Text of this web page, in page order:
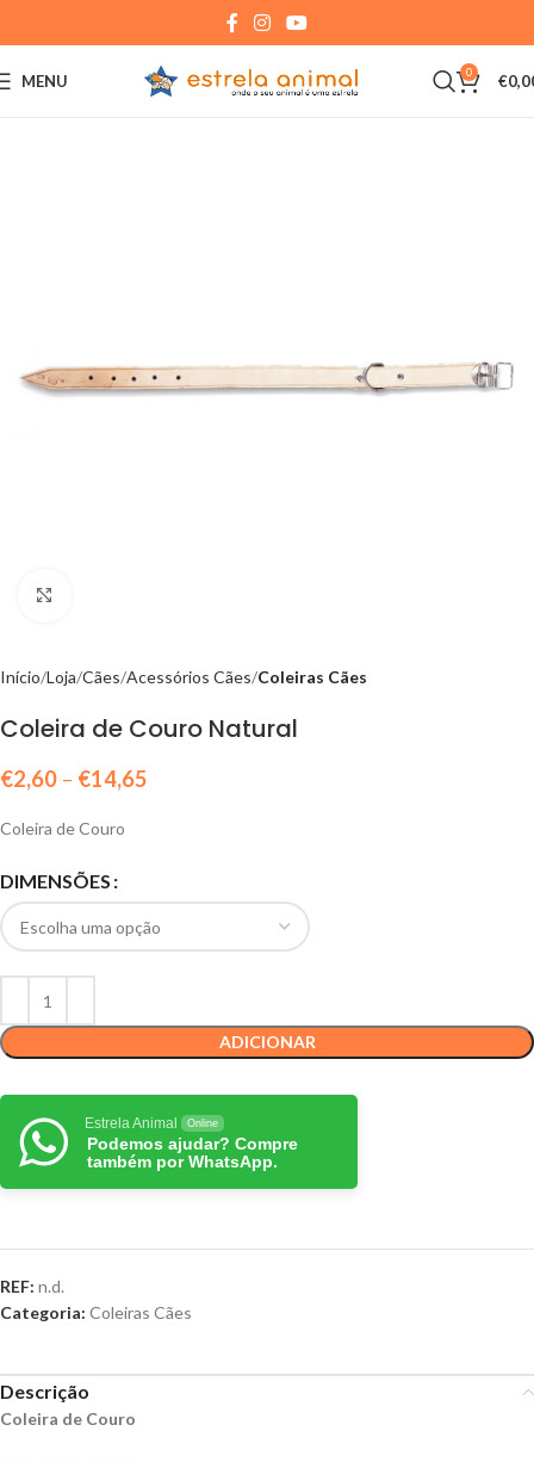
MENU 0 €
Início Loja Cães Acessórios Cães Coleiras Cães
Coleira de Couro Natural
€2,60 – €14,65
Coleira de Couro
DIMENSÕES
ADICIONAR
Estrela Animal Online
Podemos ajudar? Compre
também por WhatsApp.
REF: n.d.
Categoria: Coleiras Cães
Descrição
Coleira de Couro